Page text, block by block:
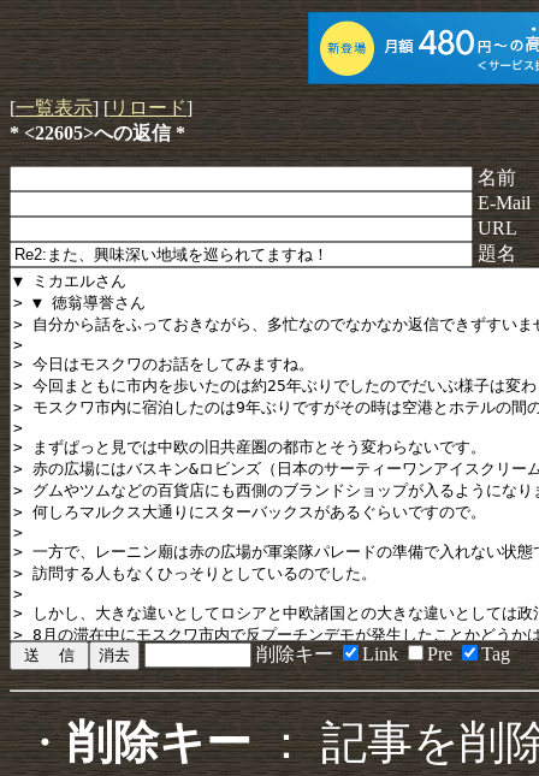
[一覧表示] [リロード]
* <22605>への返信 *
名前
E-Mail
URL
題名
削除キー Link Pre Tag
・削除キー： 記事を削